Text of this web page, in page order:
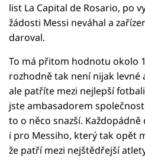
list La Capital de Rosario, po
žádosti Messi neváhal a
daroval.
To má přitom hodnotu okolo
rozhodně tak není nijak levné
ale patříte mezi nejlepší
jste ambasadorem
to o něco snazší.
i pro Messiho, který tak opět
že patří mezi nejštědřejší